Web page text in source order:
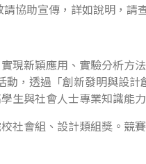
協助宣傳，詳如說明，請
新穎應用、實驗分析方
，透過「創新發明與設
與社會人士專業知識能
社會組、設計類組獎。競